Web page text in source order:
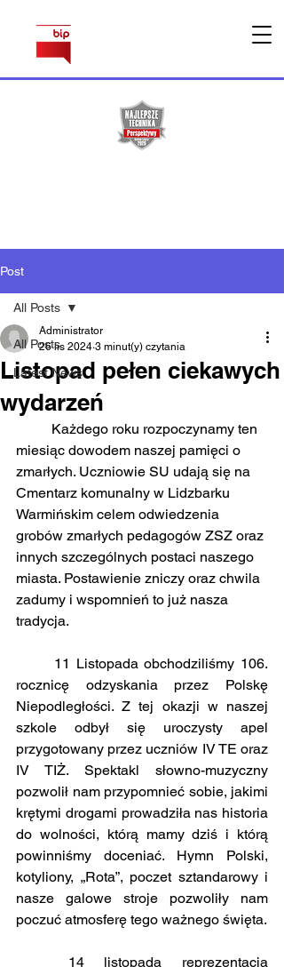
Post
All Posts
Latest News
All Posts
Listopad pełen ciekawych
wydarzeń
Administrator
26 lis 2024 3 minut(y) czytania
miesiąc dowodem naszej pamięci o
zmarłych. Uczniowie SU udają się na
Cmentarz komunalny w Lidzbarku
Warmińskim celem odwiedzenia
grobów zmarłych pedagogów ZSZ oraz
innych szczególnych postaci naszego
miasta. Postawienie zniczy oraz chwila
zadumy i wspomnień to już nasza
tradycja.
rocznicę odzyskania przez Polskę
Niepodległości. Z tej okazji w naszej
szkole odbył się uroczysty apel
przygotowany przez uczniów IV TE oraz
IV TIŻ. Spektakl słowno-muzyczny
pozwolił nam przypomnieć sobie, jakimi
krętymi drogami prowadziła nas historia
do wolności, którą mamy dziś i którą
powinniśmy doceniać. Hymn Polski,
kotyliony, „Rota”, poczet sztandarowy i
nasze galowe stroje pozwoliły nam
poczuć atmosferę tego ważnego święta.